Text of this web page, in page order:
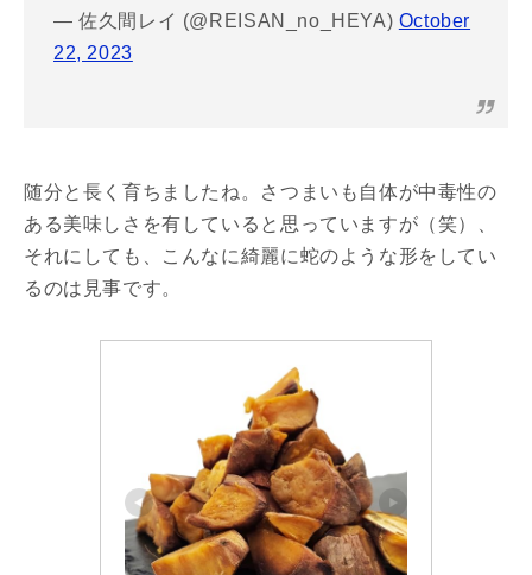
— 佐久間レイ (@REISAN_no_HEYA) October
22, 2023
随分と長く育ちましたね。さつまいも自体が中毒性の
ある美味しさを有していると思っていますが（笑）、
それにしても、こんなに綺麗に蛇のような形をしてい
るのは見事です。